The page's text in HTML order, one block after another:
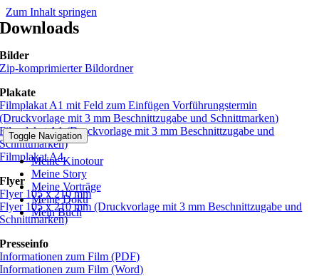
Zum Inhalt springen
Toggle Navigation
Meine Kinotour
Meine Story
Meine Vorträge
Meine Doku
Mein Buch
Downloads
Bilder
Zip-komprimierter Bildordner
Plakate
Filmplakat A1 mit Feld zum Einfügen Vorführungstermin
(Druckvorlage mit 3 mm Beschnittzugabe und Schnittmarken)
Filmplakat A1 (Druckvorlage mit 3 mm Beschnittzugabe und
Schnittmarken)
Filmplakat A4
Flyer
Flyer 105 x 210 mm
Flyer 105 x 210 mm (Druckvorlage mit 3 mm Beschnittzugabe und
Schnittmarken)
Presseinfo
Informationen zum Film (PDF)
Informationen zum Film (Word)